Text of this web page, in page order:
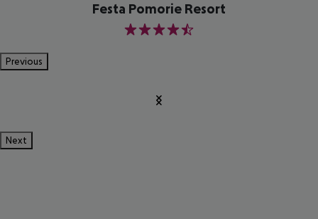
Festa Pomorie Resort
4.5
Previous
Next